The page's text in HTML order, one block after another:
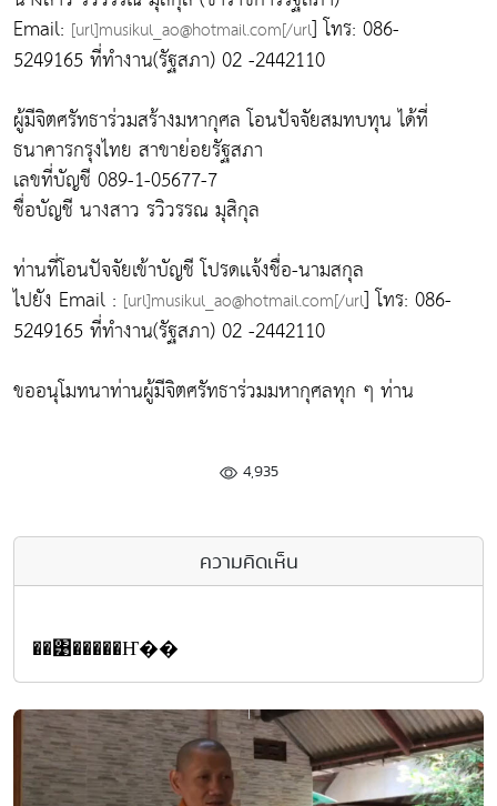
Email: [url]musikul_ao@hotmail.com[/url] โทร: 086-
5249165 ที่ทำงาน(รัฐสภา) 02 -2442110
ผู้มีจิตศรัทธาร่วมสร้างมหากุศล โอนปัจจัยสมทบทุน ได้ที่
ธนาคารกรุงไทย สาขาย่อยรัฐสภา
เลขที่บัญชี 089-1-05677-7
ชื่อบัญชี นางสาว รวิวรรณ มุสิกุล
ท่านที่โอนปัจจัยเข้าบัญชี โปรดเเจ้งชื่อ-นามสกุล
ไปยัง Email : [url]musikul_ao@hotmail.com[/url] โทร: 086-
5249165 ที่ทำงาน(รัฐสภา) 02 -2442110
ขออนุโมทนาท่านผู้มีจิตศรัทธาร่วมมหากุศลทุก ๆ ท่าน
4,935
ความคิดเห็น
��͹�����Ҥ��